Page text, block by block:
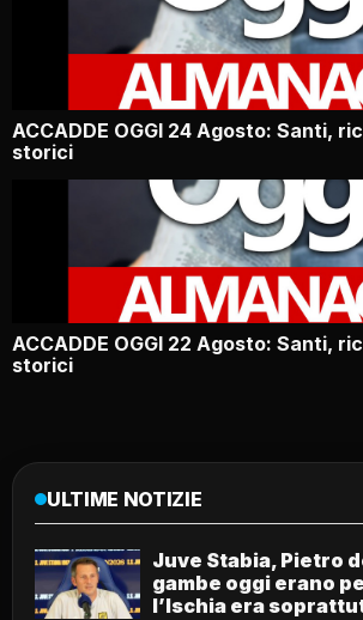
ACCADDE OGGI 24 Agosto: Santi,
storici
ACCADDE OGGI 22 Agosto: Santi,
storici
ULTIME NOTIZIE
Juve Stabia, Pietro
gambe oggi erano
l’Ischia era